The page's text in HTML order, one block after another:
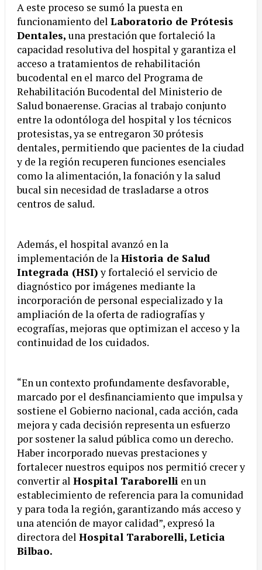
A este proceso se sumó la puesta en
funcionamiento del Laboratorio de Prótesis
Dentales, una prestación que fortaleció la
capacidad resolutiva del hospital y garantiza el
acceso a tratamientos de rehabilitación
bucodental en el marco del Programa de
Rehabilitación Bucodental del Ministerio de
Salud bonaerense. Gracias al trabajo conjunto
entre la odontóloga del hospital y los técnicos
protesistas, ya se entregaron 30 prótesis
dentales, permitiendo que pacientes de la ciudad
y de la región recuperen funciones esenciales
como la alimentación, la fonación y la salud
bucal sin necesidad de trasladarse a otros
centros de salud.
Además, el hospital avanzó en la
implementación de laHistoria de Salud
Integrada (HSI)y fortaleció el servicio de
diagnóstico por imágenes mediante la
incorporación de personal especializado y la
ampliación de la oferta de radiografías y
ecografías, mejoras que optimizan el acceso y la
continuidad de los cuidados.
“En un contexto profundamente desfavorable,
marcado por el desfinanciamiento que impulsa y
sostiene el Gobierno nacional, cada acción, cada
mejora y cada decisión representa un esfuerzo
por sostener la salud pública como un derecho.
Haber incorporado nuevas prestaciones y
fortalecer nuestros equipos nos permitió crecer y
convertir al Hospital Taraborelli en un
establecimiento de referencia para la comunidad
y para toda la región, garantizando más acceso y
una atención de mayor calidad”, expresó la
directora del Hospital Taraborelli, Leticia
Bilbao.